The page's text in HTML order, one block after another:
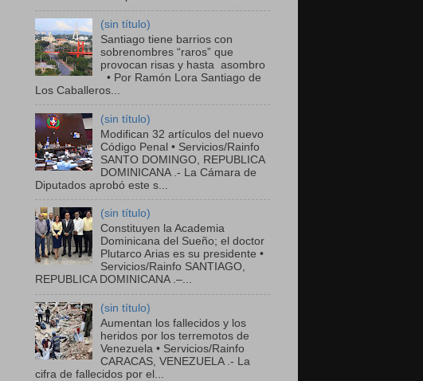
(sin título)
Santiago tiene barrios con
sobrenombres “raros” que
provocan risas y hasta asombro
• Por Ramón Lora Santiago de
Los Caballeros...
(sin título)
Modifican 32 artículos del nuevo
Código Penal • Servicios/Rainfo
SANTO DOMINGO, REPUBLICA
DOMINICANA .- La Cámara de
Diputados aprobó este s...
(sin título)
Constituyen la Academia
Dominicana del Sueño; el doctor
Plutarco Arias es su presidente •
Servicios/Rainfo SANTIAGO,
REPUBLICA DOMINICANA .–...
(sin título)
Aumentan los fallecidos y los
heridos por los terremotos de
Venezuela • Servicios/Rainfo
CARACAS, VENEZUELA .- La
cifra de fallecidos por el...